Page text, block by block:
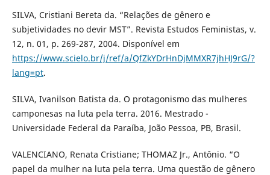
SILVA, Cristiani Bereta da. “Relações de gênero e
subjetividades no devir MST”. Revista Estudos Feministas, v.
12, n. 01, p. 269-287, 2004. Disponível em
https://www.scielo.br/j/ref/a/QfZkYDrHnDjMMXR7jhHJ9rG/?
lang=pt.
SILVA, Ivanilson Batista da. O protagonismo das mulheres
camponesas na luta pela terra. 2016. Mestrado -
Universidade Federal da Paraíba, João Pessoa, PB, Brasil.
VALENCIANO, Renata Cristiane; THOMAZ Jr., Antônio. “O
papel da mulher na luta pela terra. Uma questão de gênero